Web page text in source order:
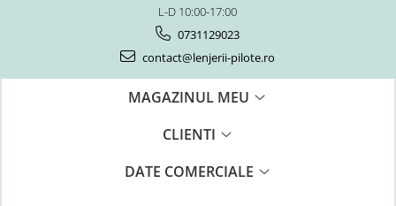
L-D 10:00-17:00
0731129023
contact@lenjerii-pilote.ro
MAGAZINUL MEU
CLIENTI
DATE COMERCIALE